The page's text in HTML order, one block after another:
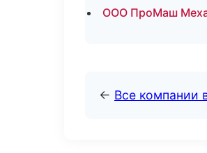
ООО ПроМаш
← Все компании